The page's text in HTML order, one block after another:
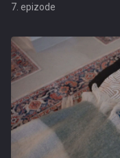
7. epizode